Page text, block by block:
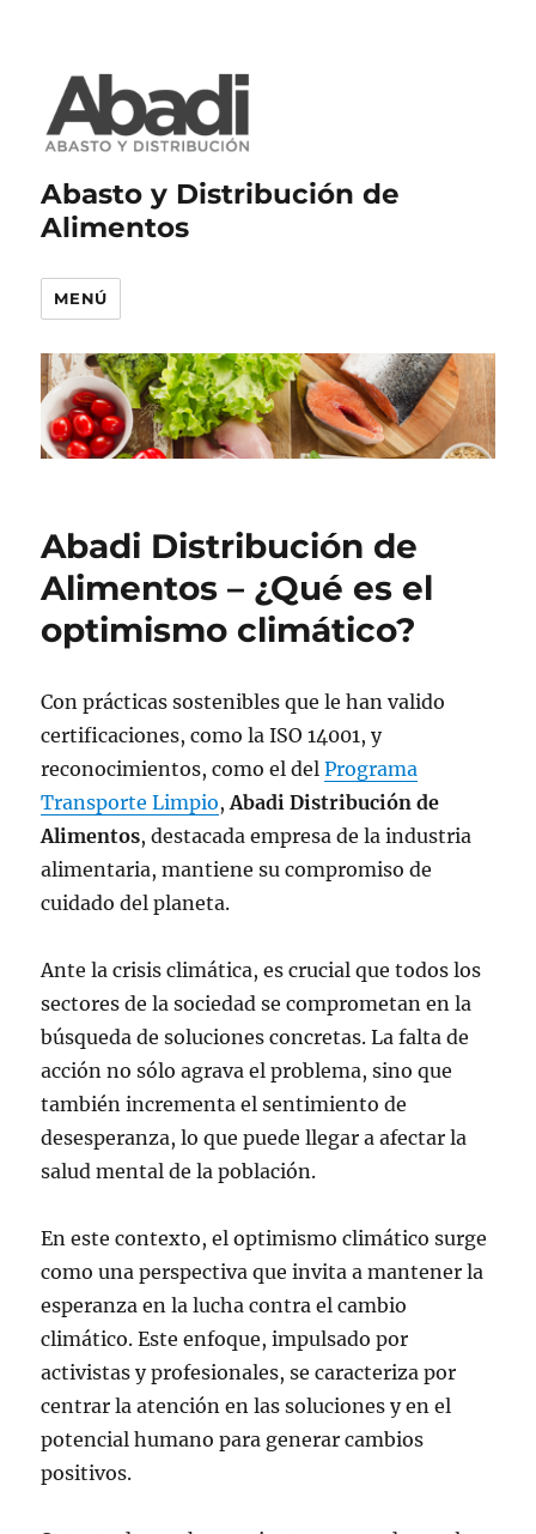
Abasto y Distribución de
Alimentos
MENÚ
Abadi Distribución de
Alimentos – ¿Qué es el
optimismo climático?
Con prácticas sostenibles que le han valido
certificaciones, como la ISO 14001, y
reconocimientos, como el delPrograma
Transporte Limpio,Abadi Distribución de
Alimentos, destacada empresa de la industria
alimentaria, mantiene su compromiso de
cuidado del planeta.
Ante la crisis climática, es crucial que todos los
sectores de la sociedad se comprometan en la
búsqueda de soluciones concretas. La falta de
acción no sólo agrava el problema, sino que
también incrementa el sentimiento de
desesperanza, lo que puede llegar a afectar la
salud mental de la población.
En este contexto, el optimismo climático surge
como una perspectiva que invita a mantener la
esperanza en la lucha contra el cambio
climático. Este enfoque, impulsado por
activistas y profesionales, se caracteriza por
centrar la atención en las soluciones y en el
potencial humano para generar cambios
positivos.